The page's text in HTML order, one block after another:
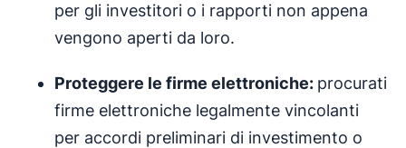
per gli investitori o i rapporti non appena
vengono aperti da loro.
Proteggere le firme elettroniche: procurati
firme elettroniche legalmente vincolanti
per accordi preliminari di investimento o